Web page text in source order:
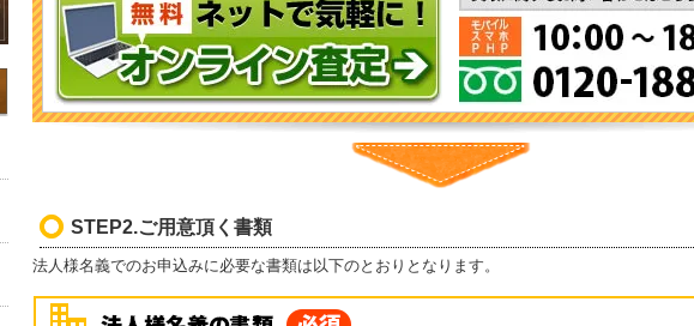
STEP2.ご用意頂く書類
法人様名義でのお申込みに必要な書類は以下のとおりとなります。